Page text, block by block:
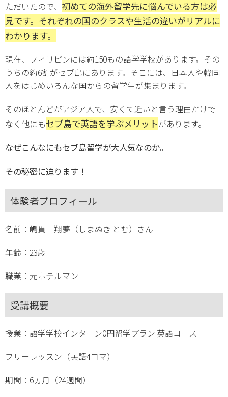
ただいたので、 初めての海外留学先に悩んでいる方は必
見です。それぞれの国のクラスや生活の違いがリアルに
わかります。
現在、フィリピンには約150もの語学学校があります。その
うちの約6割がセブ島にあります。そこには、日本人や韓国
人をはじめいろんな国からの留学生が集まります。
そのほとんどがアジア人で、安くて近いと言う理由だけで
なく他にもセブ島で英語を学ぶメリットがあります。
なぜこんなにもセブ島留学が大人気なのか。
その秘密に迫ります！
体験者プロフィール
名前：嶋貫 翔夢（しまぬき とむ）さん
年齢：23歳
職業：元ホテルマン
受講概要
授業：語学学校インターン0円留学プラン 英語コース
フリーレッスン（英語4コマ）
期間：6ヵ月（24週間）